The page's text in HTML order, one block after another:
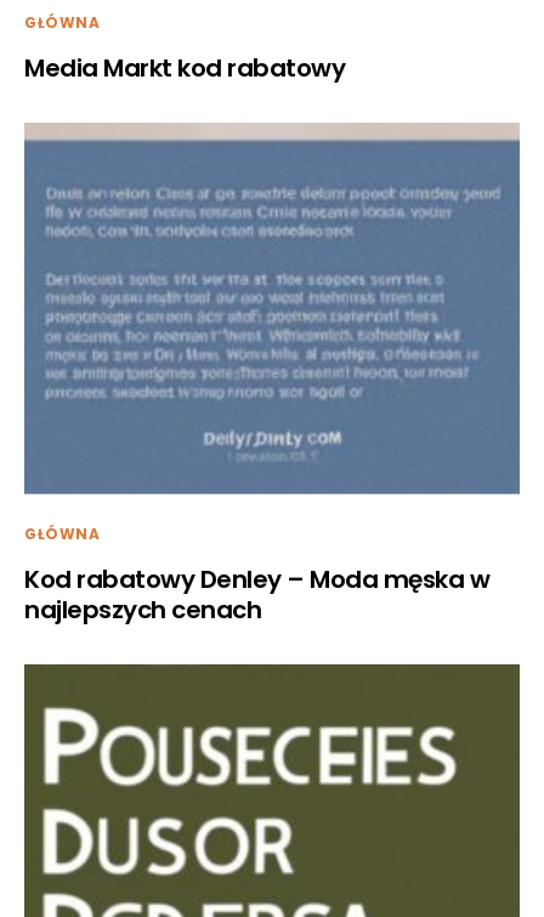
GŁÓWNA
Media Markt kod rabatowy
GŁÓWNA
Kod rabatowy Denley – Moda męska w
najlepszych cenach